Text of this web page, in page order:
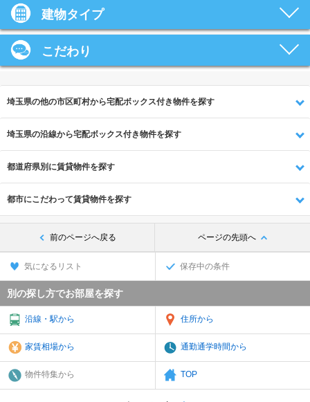
建物タイプ
こだわり
埼玉県の他の市区町村から宅配ボックス付き物件を探す
埼玉県の沿線から宅配ボックス付き物件を探す
都道府県別に賃貸物件を探す
都市にこだわって賃貸物件を探す
前のページへ戻る ページの先頭へ
気になるリスト 保存中の条件
別の探し方でお部屋を探す
沿線・駅から 住所から
家賃相場から 通勤通学時間から
物件特集から TOP